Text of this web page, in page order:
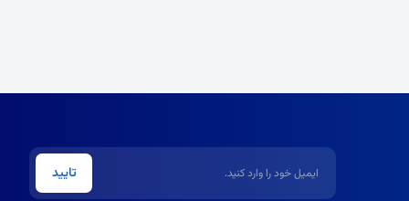
تایید